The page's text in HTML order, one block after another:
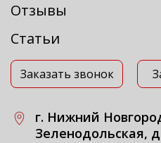
Отзывы
Статьи
Заказать звонок
г. Нижний
Зеленодольская,